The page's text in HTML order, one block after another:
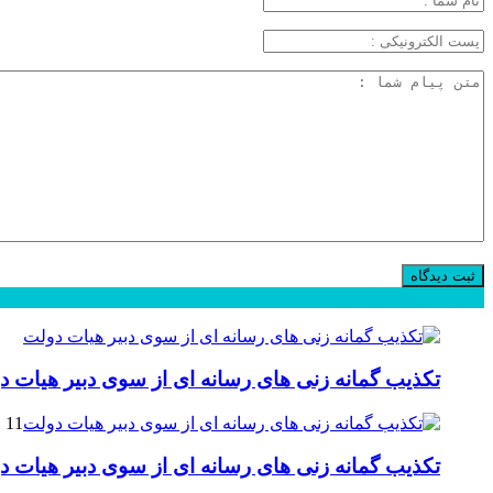
تکذیب گمانه زنی های رسانه ای از سوی دبیر هیات
11 فوریه 2025
تکذیب گمانه زنی های رسانه ای از سوی دبیر هیات